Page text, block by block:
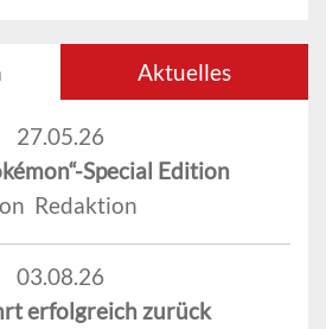
Aktuelles
27.05.26
Special Edition
Redaktion
03.08.26
erfolgreich zurück